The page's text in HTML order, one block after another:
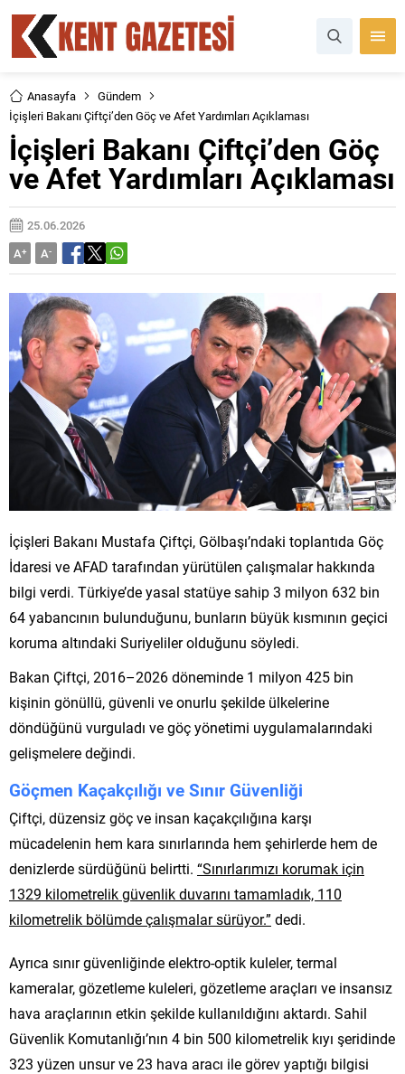
Anasayfa
Gündem
İçişleri Bakanı Çiftçi’den Göç ve Afet Yardımları Açıklaması
İçişleri Bakanı Çiftçi’den Göç
ve Afet Yardımları Açıklaması
25.06.2026
A+ A-
İçişleri Bakanı Mustafa Çiftçi, Gölbaşı’ndaki toplantıda Göç
İdaresi ve AFAD tarafından yürütülen çalışmalar hakkında
bilgi verdi. Türkiye’de yasal statüye sahip 3 milyon 632 bin
64 yabancının bulunduğunu, bunların büyük kısmının geçici
koruma altındaki Suriyeliler olduğunu söyledi.
Bakan Çiftçi, 2016–2026 döneminde 1 milyon 425 bin
kişinin gönüllü, güvenli ve onurlu şekilde ülkelerine
döndüğünü vurguladı ve göç yönetimi uygulamalarındaki
gelişmelere değindi.
Göçmen Kaçakçılığı ve Sınır Güvenliği
Çiftçi, düzensiz göç ve insan kaçakçılığına karşı
mücadelenin hem kara sınırlarında hem şehirlerde hem de
denizlerde sürdüğünü belirtti. “Sınırlarımızı korumak için
1329 kilometrelik güvenlik duvarını tamamladık, 110
kilometrelik bölümde çalışmalar sürüyor.” dedi.
Ayrıca sınır güvenliğinde elektro-optik kuleler, termal
kameralar, gözetleme kuleleri, gözetleme araçları ve insansız
hava araçlarının etkin şekilde kullanıldığını aktardı. Sahil
Güvenlik Komutanlığı’nın 4 bin 500 kilometrelik kıyı şeridinde
323 yüzen unsur ve 23 hava aracı ile görev yaptığı bilgisi